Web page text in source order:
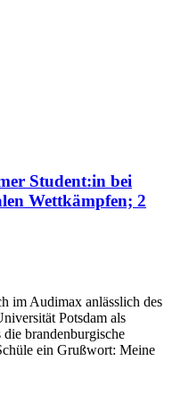
Student:in bei
Wettkämpfen; 2
im Audimax anlässlich des
Potsdam als
die brandenburgische
ein Grußwort: Meine